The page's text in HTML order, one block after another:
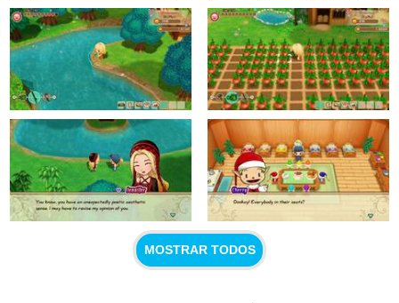
MOSTRAR TODOS